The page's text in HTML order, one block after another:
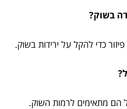
כדי להקל על ירידות בשוק.
הם מתאימים לרמות השוק.